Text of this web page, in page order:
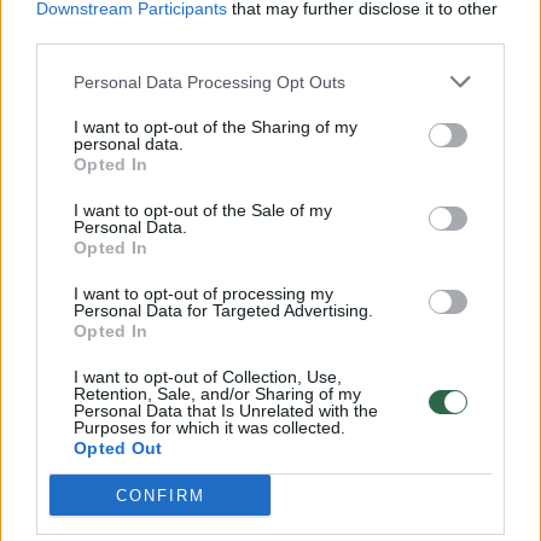
Downstream Participants that may further disclose it to other
Personal Data Processing Opt Outs
I want to opt-out of the Sharing of my
personal data.
Opted In
I want to opt-out of the Sale of my
Personal Data.
Opted In
I want to opt-out of processing my
Personal Data for Targeted Advertising.
Opted In
I want to opt-out of Collection, Use,
Retention, Sale, and/or Sharing of my
Personal Data that Is Unrelated with the
Purposes for which it was collected.
Opted Out
CONFIRM
00:00:30
Vaizdai iš tragiškos avarijos Vilniaus r.: dviejų moterų ir
vaiko gyvybių išgelbėti nepavyko
Žinios Lietuvos diena
Nufilmavo, kaip patvino Vilniaus Vakarinis aplinkkelis:
vaizdas pribloškia
prisiminimais apie Kazimierą Prunskienę
Žinios | Lietuvos diena